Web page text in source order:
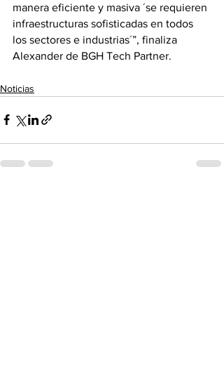
manera eficiente y masiva ´se requieren
infraestructuras sofisticadas en todos
los sectores e industrias´”, finaliza
Alexander de BGH Tech Partner.
Noticias